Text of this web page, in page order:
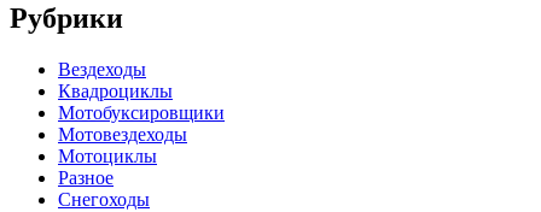
Рубрики
Вездеходы
Квадроциклы
Мотобуксировщики
Мотовездеходы
Мотоциклы
Разное
Снегоходы